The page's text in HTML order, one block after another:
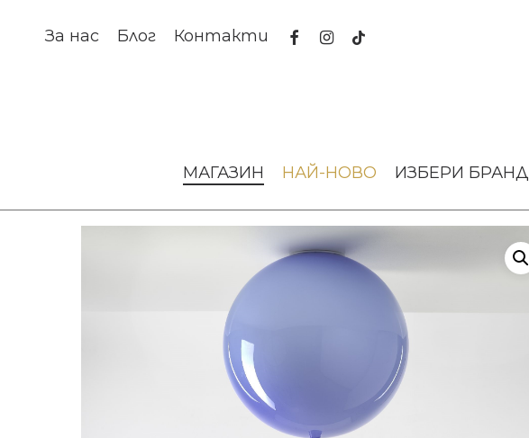
За нас Блог Контакти facebookinstagram
tiktok
МАГАЗИН НАЙ-НОВО ИЗБЕРИ БРАНД